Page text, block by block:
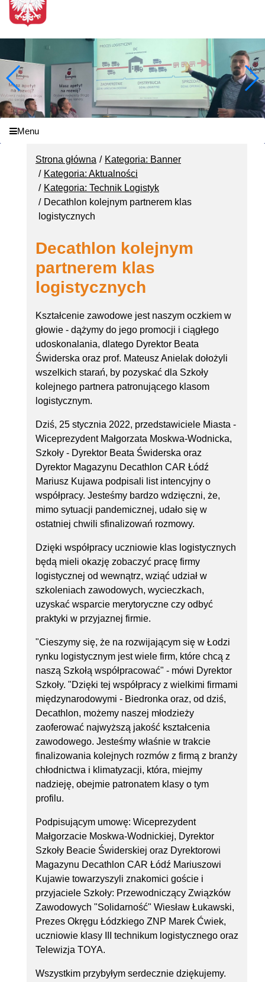
Menu
Strona główna
Kategoria: Banner
Kategoria: Aktualności
Kategoria: Technik Logistyk
Decathlon kolejnym partnerem klas
logistycznych
Decathlon kolejnym
partnerem klas
logistycznych
Kształcenie zawodowe jest naszym oczkiem w
głowie - dążymy do jego promocji i ciągłego
udoskonalania, dlatego Dyrektor Beata
Świderska oraz prof. Mateusz Anielak dołożyli
wszelkich starań, by pozyskać dla Szkoły
kolejnego partnera patronującego klasom
logistycznym.
Dziś, 25 stycznia 2022, przedstawiciele Miasta -
Wiceprezydent Małgorzata Moskwa-Wodnicka,
Szkoły - Dyrektor Beata Świderska oraz
Dyrektor Magazynu Decathlon CAR Łódź
Mariusz Kujawa podpisali list intencyjny o
współpracy. Jesteśmy bardzo wdzięczni, że,
mimo sytuacji pandemicznej, udało się w
ostatniej chwili sfinalizowań rozmowy.
Dzięki współpracy uczniowie klas logistycznych
będą mieli okazję zobaczyć pracę firmy
logistycznej od wewnątrz, wziąć udział w
szkoleniach zawodowych, wycieczkach,
uzyskać wsparcie merytoryczne czy odbyć
praktyki w przyjaznej firmie.
"Cieszymy się, że na rozwijającym się w Łodzi
rynku logistycznym jest wiele firm, które chcą z
naszą Szkołą współpracować" - mówi Dyrektor
Szkoły. "Dzięki tej współpracy z wielkimi firmami
międzynarodowymi - Biedronka oraz, od dziś,
Decathlon, możemy naszej młodzieży
zaoferować najwyższą jakość kształcenia
zawodowego. Jesteśmy właśnie w trakcie
finalizowania kolejnych rozmów z firmą z branży
chłodnictwa i klimatyzacji, która, miejmy
nadzieję, obejmie patronatem klasy o tym
profilu.
Podpisującym umowę: Wiceprezydent
Małgorzacie Moskwa-Wodnickiej, Dyrektor
Szkoły Beacie Świderskiej oraz Dyrektorowi
Magazynu Decathlon CAR Łódź Mariuszowi
Kujawie towarzyszyli znakomici goście i
przyjaciele Szkoły: Przewodniczący Związków
Zawodowych "Solidarność" Wiesław Łukawski,
Prezes Okręgu Łódzkiego ZNP Marek Ćwiek,
uczniowie klasy III technikum logistycznego oraz
Telewizja TOYA.
Wszystkim przybyłym serdecznie dziękujemy.